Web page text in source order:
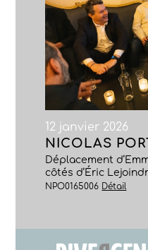
12 janvier 2026
NICOLAS
Déplacement
côtés d’Éric
NPO0165006 Détail